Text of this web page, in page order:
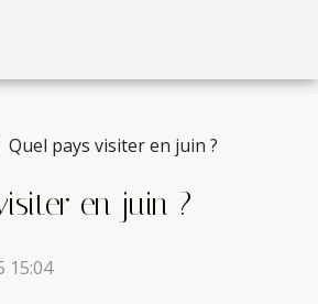
Quel pays visiter en juin ?
en juin ?
15:04